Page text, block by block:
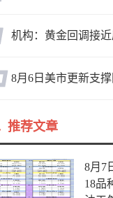
推荐文章
8月7
18品